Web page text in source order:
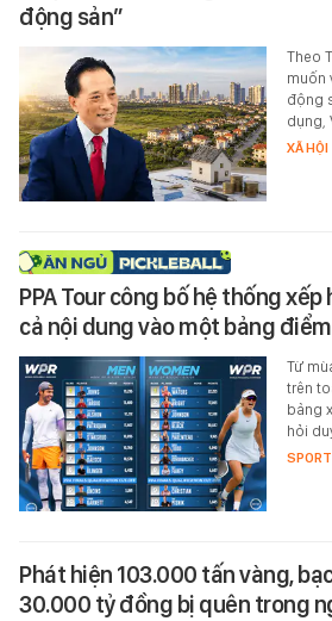
động sản”
Theo
muốn
động
dụng,
XÃ HỘI
PPA Tour công bố hệ thống
cả nội dung vào một bảng
Từ
trên
bảng
hỏi
SPORT
Phát hiện 103.000 tấn vàng,
30.000 tỷ đồng bị quên trong